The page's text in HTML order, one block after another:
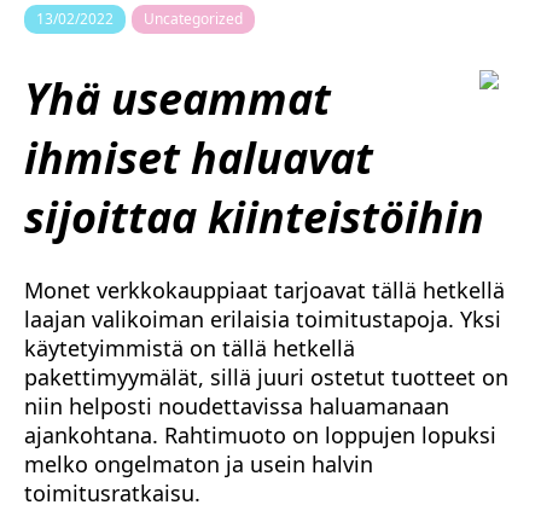
13/02/2022 Uncategorized
Yhä useammat
ihmiset haluavat
sijoittaa kiinteistöihin
Monet verkkokauppiaat tarjoavat tällä hetkellä
laajan valikoiman erilaisia toimitustapoja. Yksi
käytetyimmistä on tällä hetkellä
pakettimyymälät, sillä juuri ostetut tuotteet on
niin helposti noudettavissa haluamanaan
ajankohtana. Rahtimuoto on loppujen lopuksi
melko ongelmaton ja usein halvin
toimitusratkaisu.